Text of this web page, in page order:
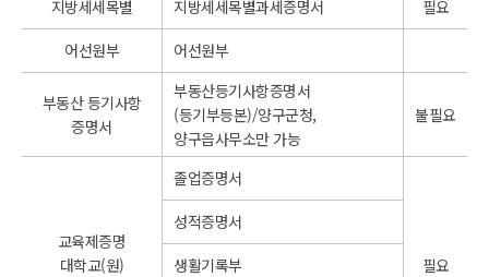
지방세세목별 지방세세목별과세증명서
필요
어선원부
어선원부
부동산 등기사항
증명서
부동산등기사항증명서
(등기부등본)/양구군청,
양구읍사무소만 가능
불필요
교육제증명
대학교(원)
졸업증명서
필요
성적증명서
생활기록부